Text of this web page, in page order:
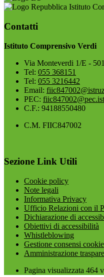
Istituto
Contatti
Istituto Comprensivo Verdi
Via Monteverdi 1/E -
Tel: 055 368151
Tel: 055 3216442
Email:
PEC:
C.F.: 94188550480
C.M. FIIC847002
Sezione Link Utili
Cookie policy
Note legali
Informativa Privacy
Ufficio Relazioni con il
Dichiarazione di
Obiettivi di accessibilità
Whistleblowing
Gestione consensi cookie
Amministrazione
Pagina visualizzata 464